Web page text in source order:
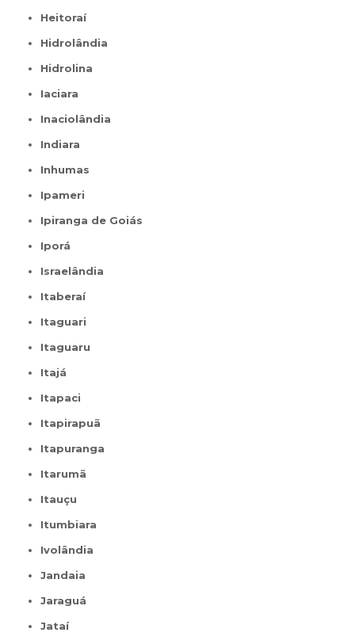
Heitoraí
Hidrolândia
Hidrolina
Iaciara
Inaciolândia
Indiara
Inhumas
Ipameri
Ipiranga de Goiás
Iporá
Israelândia
Itaberaí
Itaguari
Itaguaru
Itajá
Itapaci
Itapirapuã
Itapuranga
Itarumã
Itauçu
Itumbiara
Ivolândia
Jandaia
Jaraguá
Jataí